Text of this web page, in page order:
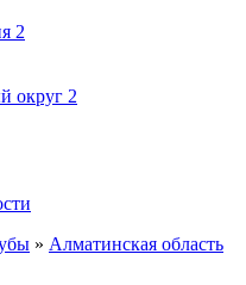
2
округ 2
» Алматинская область